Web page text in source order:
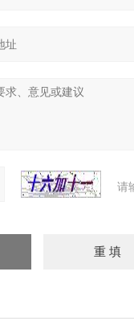
请